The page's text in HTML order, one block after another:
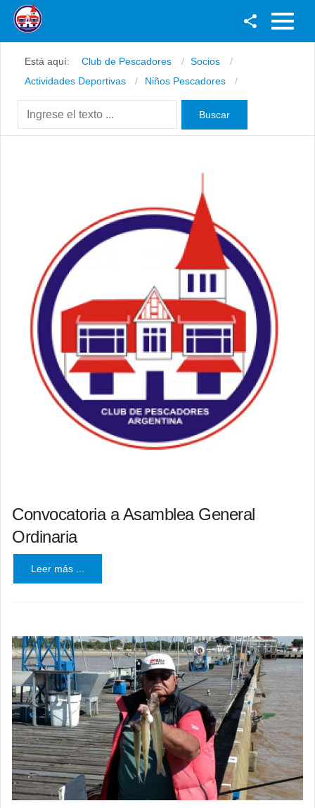
Youtube
Instagram
Está aquí: Club de Pescadores
Socios
Actividades Deportivas
Niños Pescadores
Convocatoria a Asamblea General
Ordinaria
Leer más ...